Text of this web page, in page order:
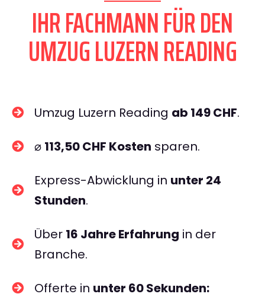
IHR FACHMANN FÜR DEN
UMZUG LUZERN READING
Umzug Luzern Reading ab 149 CHF.
⌀ 113,50 CHF Kosten sparen.
Express-Abwicklung in unter 24
Stunden.
Über 16 Jahre Erfahrung in der
Branche.
Offerte in unter 60 Sekunden: